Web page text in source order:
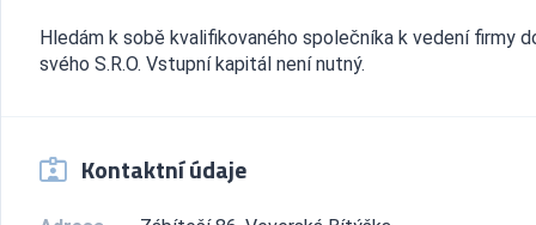
Hledám k sobě kvalifikovaného společníka k vedení firmy
svého S.R.O. Vstupní kapitál není nutný.
Kontaktní údaje